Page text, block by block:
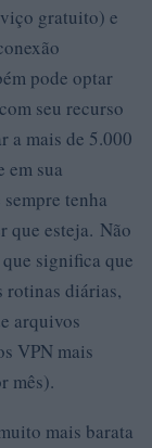
gratuito) e
pode optar
seu recurso
a mais de 5.000
em sua
tenha
que esteja. Não
significa que
rotinas diárias,
arquivos
VPN mais
mês).
mais barata